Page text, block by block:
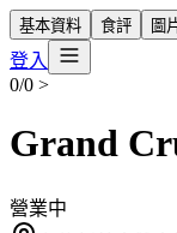
基本資料 食評 圖
登入
0/0 >
Grand
營業中